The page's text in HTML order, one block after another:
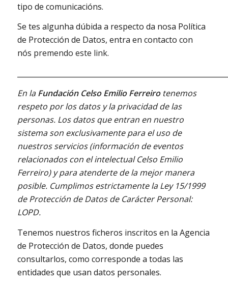
tipo de comunicacións.
Se tes algunha dúbida a respecto da nosa Política
de Protección de Datos, entra en contacto con
nós premendo este link.
En laFundación Celso Emilio Ferreirotenemos
respeto por los datos y la privacidad de las
personas. Los datos que entran en nuestro
sistema son exclusivamente para el uso de
nuestros servicios (información de eventos
relacionados con el intelectual Celso Emilio
Ferreiro) y para atenderte de la mejor manera
posible. Cumplimos estrictamente la Ley 15/1999
de Protección de Datos de Carácter Personal:
LOPD.
Tenemos nuestros ficheros inscritos en la Agencia
de Protección de Datos, donde puedes
consultarlos, como corresponde a todas las
entidades que usan datos personales.